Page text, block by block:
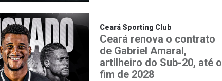
Ceará Sporting Club
Ceará renova o contrato
de Gabriel Amaral,
artilheiro do Sub-20, até o
fim de 2028